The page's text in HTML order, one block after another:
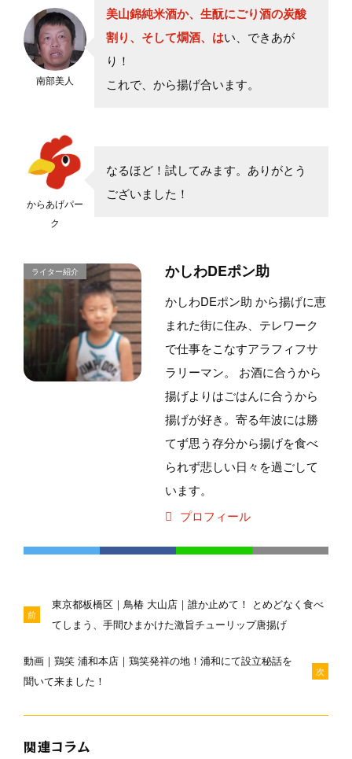
南部美人
美山錦純米酒か、生酛にごり酒の炭酸
割り、そして燗酒、はい、できあが
り！
これで、から揚げ合います。
からあげパー
ク
なるほど！試してみます。ありがとう
ございました！
かしわDEポン助
かしわDEポン助 から揚げに恵
まれた街に住み、テレワーク
で仕事をこなすアラフィフサ
ラリーマン。 お酒に合うから
揚げよりはごはんに合うから
揚げが好き。寄る年波には勝
てず思う存分から揚げを食べ
られず悲しい日々を過ごして
います。
プロフィール
前
東京都板橋区｜鳥椿 大山店｜誰か止めて！ とめどなく食べ
てしまう、手間ひまかけた激旨チューリップ唐揚げ
動画｜鶏笑 浦和本店｜鶏笑発祥の地！浦和にて設立秘話を
聞いて来ました！
次
関連コラム